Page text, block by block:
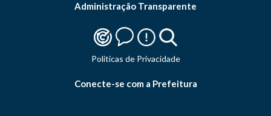
Administração Transparente
Politicas de Privacidade
Conecte-se com a Prefeitura